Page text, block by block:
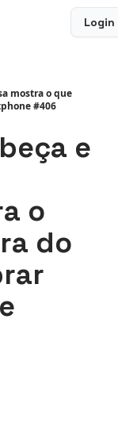
Login
mostra o que
#406
e
o
do